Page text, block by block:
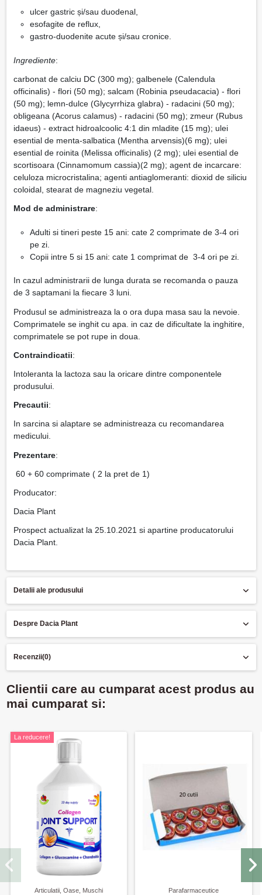
ulcer gastric și/sau duodenal,
esofagite de reflux,
gastro-duodenite acute și/sau cronice.
Ingrediente:
carbonat de calciu DC (300 mg); galbenele (Calendula
officinalis) - flori (50 mg); salcam (Robinia pseudacacia) - flori
(50 mg); lemn-dulce (Glycyrrhiza glabra) - radacini (50 mg);
obligeana (Acorus calamus) - radacini (50 mg); zmeur (Rubus
idaeus) - extract hidroalcoolic 4:1 din mladite (15 mg); ulei
esential de menta-salbatica (Mentha arvensis)(6 mg); ulei
esential de roinita (Melissa officinalis) (2 mg); ulei esential de
scortisoara (Cinnamomum cassia)(2 mg); agent de incarcare:
celuloza microcristalina; agenti antiaglomeranti: dioxid de siliciu
coloidal, stearat de magneziu vegetal.
Mod de administrare:
Adulti si tineri peste 15 ani: cate 2 comprimate de 3-4 ori
pe zi.
Copii intre 5 si 15 ani: cate 1 comprimat de 3-4 ori pe zi.
In cazul administrarii de lunga durata se recomanda o pauza
de 3 saptamani la fiecare 3 luni.
Produsul se administreaza la o ora dupa masa sau la nevoie.
Comprimatele se inghit cu apa. in caz de dificultate la inghitire,
comprimatele se pot rupe in doua.
Contraindicatii:
Intoleranta la lactoza sau la oricare dintre componentele
produsului.
Precautii:
In sarcina si alaptare se administreaza cu recomandarea
medicului.
Prezentare:
60 + 60 comprimate ( 2 la pret de 1)
Producator:
Dacia Plant
Prospect actualizat la 25.10.2021 si apartine producatorului
Dacia Plant.
Detalii ale produsului
Despre Dacia Plant
Recenzii(0)
Clientii care au cumparat acest produs au
mai cumparat si:
La reducere!
Articulatii, Oase, Muschi Parafarmaceutice